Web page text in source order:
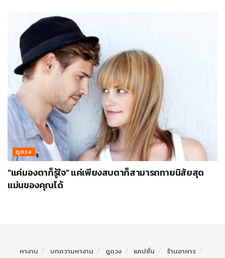
ดูดวง
“แค่มองตาก็รู้ใจ” แค่เพียงสบตาก็สามารถทายนิสัยสุด
แม่นของคุณได้
หางาน บทความหางาน ดูดวง แคปชั่น ร้านอาหาร